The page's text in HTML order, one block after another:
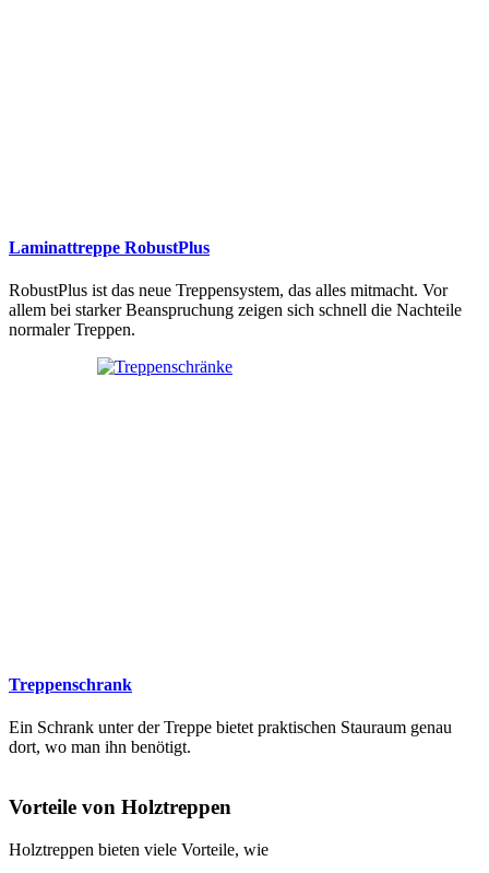
Laminattreppe RobustPlus
RobustPlus ist das neue Treppensystem, das alles mitmacht. Vor
allem bei starker Beanspruchung zeigen sich schnell die Nachteile
normaler Treppen.
Treppenschrank
Ein Schrank unter der Treppe bietet praktischen Stauraum genau
dort, wo man ihn benötigt.
Vorteile von Holztreppen
Holztreppen bieten viele Vorteile, wie